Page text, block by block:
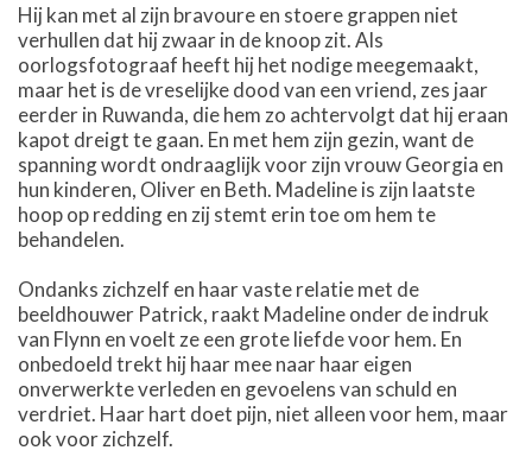
Hij kan met al zijn bravoure en stoere grappen niet
verhullen dat hij zwaar in de knoop zit. Als
oorlogsfotograaf heeft hij het nodige meegemaakt,
maar het is de vreselijke dood van een vriend, zes jaar
eerder in Ruwanda, die hem zo achtervolgt dat hij eraan
kapot dreigt te gaan. En met hem zijn gezin, want de
spanning wordt ondraaglijk voor zijn vrouw Georgia en
hun kinderen, Oliver en Beth. Madeline is zijn laatste
hoop op redding en zij stemt erin toe om hem te
behandelen.
Ondanks zichzelf en haar vaste relatie met de
beeldhouwer Patrick, raakt Madeline onder de indruk
van Flynn en voelt ze een grote liefde voor hem. En
onbedoeld trekt hij haar mee naar haar eigen
onverwerkte verleden en gevoelens van schuld en
verdriet. Haar hart doet pijn, niet alleen voor hem, maar
ook voor zichzelf.